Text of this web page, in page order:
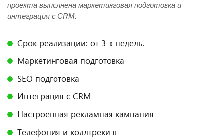
проекта выполнена маркетинговая подготовка и
интеграция с CRM.
Срок реализации: от 3-х недель.
Маркетинговая подготовка
SEO подготовка
Интеграция с CRM
Настроенная рекламная кампания
Телефония и коллтрекинг